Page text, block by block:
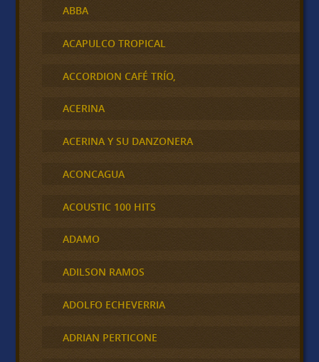
ABBA
ACAPULCO TROPICAL
ACCORDION CAFÉ TRÍO,
ACERINA
ACERINA Y SU DANZONERA
ACONCAGUA
ACOUSTIC 100 HITS
ADAMO
ADILSON RAMOS
ADOLFO ECHEVERRIA
ADRIAN PERTICONE